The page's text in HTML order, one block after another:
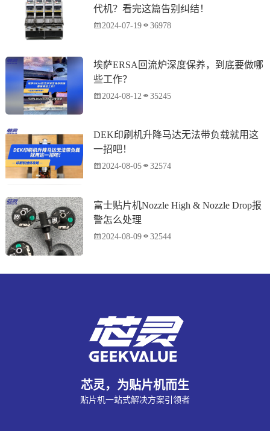
代机？看完这篇告别纠结！
2024-07-19 36978
埃萨ERSA回流炉深度保养，到底要做哪
些工作？
2024-08-12 35245
DEK印刷机升降马达无法带负载就用这
一招吧！
2024-08-05 32574
富士贴片机Nozzle High & Nozzle Drop报
警怎么处理
2024-08-09 32544
芯灵，为贴片机而生
贴片机一站式解决方案引领者